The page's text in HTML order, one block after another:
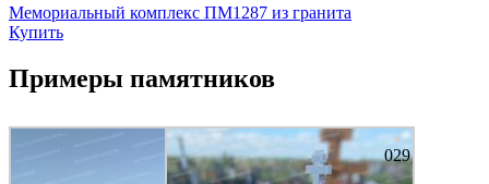
Мемориальный комплекс ПМ1287 из гранита
Купить
Примеры памятников
029